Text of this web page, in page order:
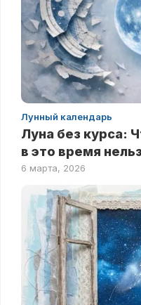
Лунный календарь
Луна без курса:
в это время
6 марта, 2026